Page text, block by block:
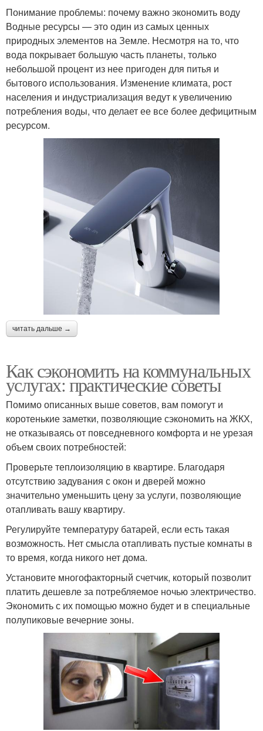
Понимание проблемы: почему важно экономить воду
Водные ресурсы — это один из самых ценных
природных элементов на Земле. Несмотря на то, что
вода покрывает большую часть планеты, только
небольшой процент из нее пригоден для питья и
бытового использования. Изменение климата, рост
населения и индустриализация ведут к увеличению
потребления воды, что делает ее все более дефицитным
ресурсом.
читать дальше →
Как сэкономить на коммунальных
услугах: практические советы
Помимо описанных выше советов, вам помогут и
коротенькие заметки, позволяющие сэкономить на ЖКХ,
не отказываясь от повседневного комфорта и не урезая
объем своих потребностей:
Проверьте теплоизоляцию в квартире. Благодаря
отсутствию задувания с окон и дверей можно
значительно уменьшить цену за услуги, позволяющие
отапливать вашу квартиру.
Регулируйте температуру батарей, если есть такая
возможность. Нет смысла отапливать пустые комнаты в
то время, когда никого нет дома.
Установите многофакторный счетчик, который позволит
платить дешевле за потребляемое ночью электричество.
Экономить с их помощью можно будет и в специальные
полупиковые вечерние зоны.